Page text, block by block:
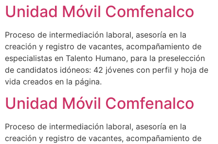
Unidad Móvil Comfenalco
Proceso de intermediación laboral, asesoría en la
creación y registro de vacantes, acompañamiento de
especialistas en Talento Humano, para la preselección
de candidatos idóneos: 42 jóvenes con perfil y hoja de
vida creados en la página.
Unidad Móvil Comfenalco
Proceso de intermediación laboral, asesoría en la
creación y registro de vacantes, acompañamiento de